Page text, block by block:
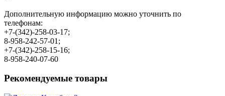
Дополнительную информацию можно уточнить по
телефонам:
+7-(342)-258-03-17;
8-958-242-57-01;
+7-(342)-258-15-16;
8-958-240-07-60
Рекомендуемые товары